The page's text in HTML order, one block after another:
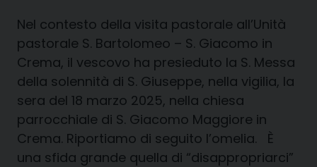
Nel contesto della visita pastorale all’Unità
pastorale S. Bartolomeo – S. Giacomo in
Crema, il vescovo ha presieduto la S. Messa
della solennità di S. Giuseppe, nella vigilia, la
sera del 18 marzo 2025, nella chiesa
parrocchiale di S. Giacomo Maggiore in
Crema. Riportiamo di seguito l’omelia. È
una sfida grande quella di “disappropriarci”